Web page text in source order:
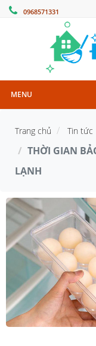
0968571331
MENU
Trang chủ Tin tức
THỜI GIAN
LẠNH